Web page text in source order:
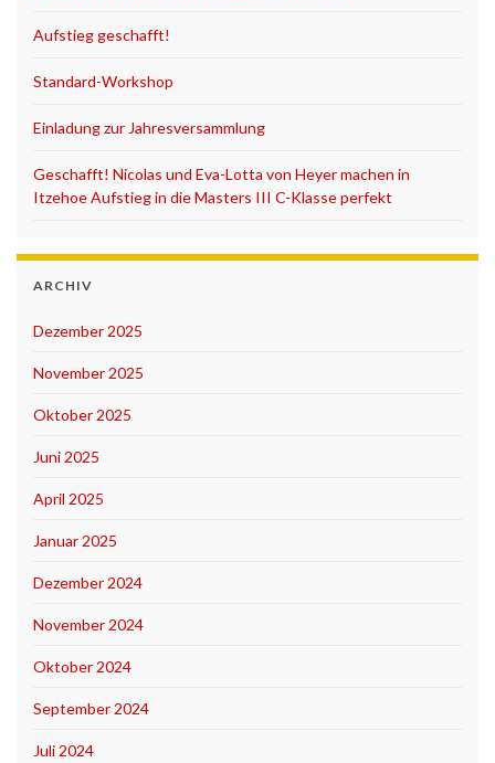
Aufstieg geschafft!
Standard-Workshop
Einladung zur Jahresversammlung
Geschafft! Nicolas und Eva-Lotta von Heyer machen in
Itzehoe Aufstieg in die Masters III C-Klasse perfekt
ARCHIV
Dezember 2025
November 2025
Oktober 2025
Juni 2025
April 2025
Januar 2025
Dezember 2024
November 2024
Oktober 2024
September 2024
Juli 2024